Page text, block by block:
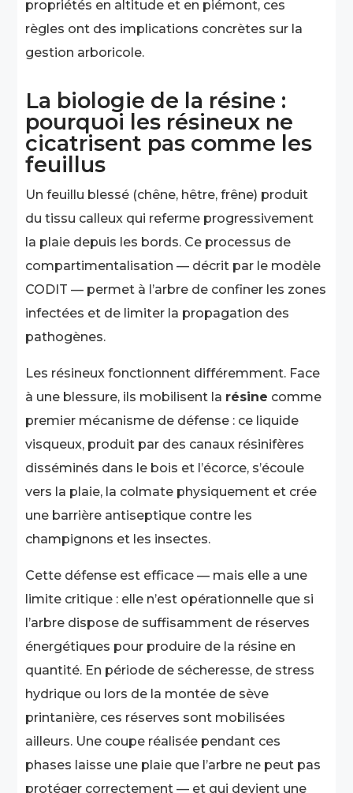
propriétés en altitude et en piémont, ces
règles ont des implications concrètes sur la
gestion arboricole.
La biologie de la résine :
pourquoi les résineux ne
cicatrisent pas comme les
feuillus
Un feuillu blessé (chêne, hêtre, frêne) produit
du tissu calleux qui referme progressivement
la plaie depuis les bords. Ce processus de
compartimentalisation — décrit par le modèle
CODIT — permet à l’arbre de confiner les zones
infectées et de limiter la propagation des
pathogènes.
Les résineux fonctionnent différemment. Face
à une blessure, ils mobilisent la résine comme
premier mécanisme de défense : ce liquide
visqueux, produit par des canaux résinifères
disséminés dans le bois et l’écorce, s’écoule
vers la plaie, la colmate physiquement et crée
une barrière antiseptique contre les
champignons et les insectes.
Cette défense est efficace — mais elle a une
limite critique : elle n’est opérationnelle que si
l’arbre dispose de suffisamment de réserves
énergétiques pour produire de la résine en
quantité. En période de sécheresse, de stress
hydrique ou lors de la montée de sève
printanière, ces réserves sont mobilisées
ailleurs. Une coupe réalisée pendant ces
phases laisse une plaie que l’arbre ne peut pas
protéger correctement — et qui devient une